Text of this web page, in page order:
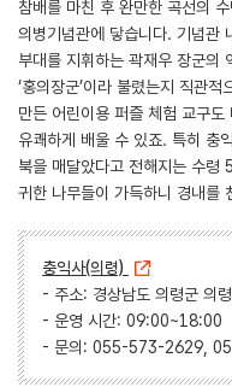
참배를 마친 후 완만한 곡선의
의병기념관에 닿습니다. 기념관
부대를 지휘하는 곽재우 장군의
‘홍의장군’이라 불렸는지 직관
만든 어린이용 퍼즐 체험 교구
유쾌하게 배울 수 있죠. 특히 충
북을 매달았다고 전해지는 수령
귀한 나무들이 가득하니 경내를
충익사(의령)
- 주소: 경상남도 의령군 의
- 운영 시간: 09:00~18:00
- 문의: 055-573-2629,